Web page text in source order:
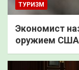
ТУРИЗМ
Экономист
оружием США